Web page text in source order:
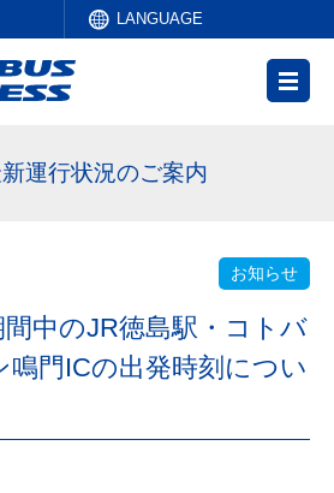
LANGUAGE
運行状況のご案内
お知らせ
中のJR徳島駅・コトバ
鳴門ICの出発時刻につい